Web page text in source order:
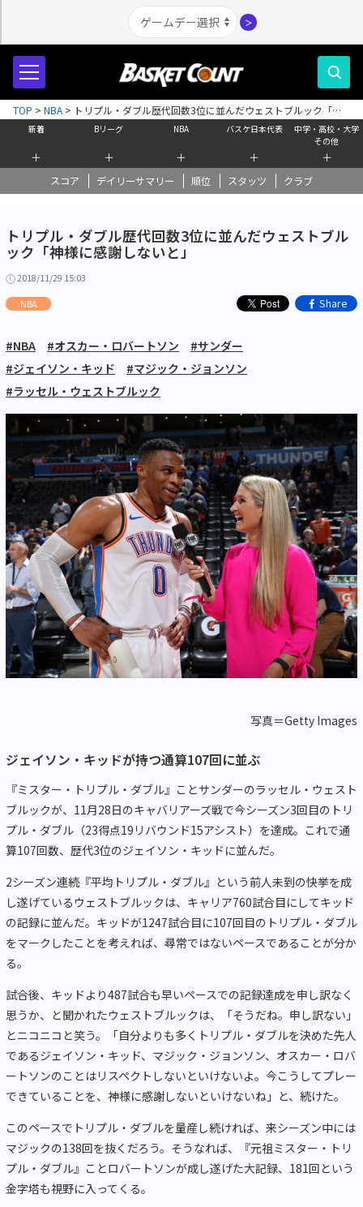
＞
新着
＋
Bリーグ
＋
NBA
＋
バスケ日本代表
＋
中学・高校・大学
その他
＋
スコア デイリーサマリー 順位 スタッツ クラブ
TOP > NBA > トリプル・ダブル歴代回数3位に並んだウェストブルック「神
様に感謝しないと」
トリプル・ダブル歴代回数3位に並んだウェストブル
ック「神様に感謝しないと」
2018/11/29 15:03
NBA Share
#NBA #オスカー・ロバートソン
#サンダー
#ジェイソン・キッド
#マジック・ジョンソン
#ラッセル・ウェストブルック
写真＝Getty Images
ジェイソン・キッドが持つ通算107回に並ぶ
『ミスター・トリプル・ダブル』ことサンダーのラッセル・ウェスト
ブルックが、11月28日のキャバリアーズ戦で今シーズン3回目のトリ
プル・ダブル（23得点19リバウンド15アシスト）を達成。これで通
算107回数、歴代3位のジェイソン・キッドに並んだ。
2シーズン連続『平均トリプル・ダブル』という前人未到の快挙を成
し遂げているウェストブルックは、キャリア760試合目にしてキッド
の記録に並んだ。キッドが1247試合目に107回目のトリプル・ダブル
をマークしたことを考えれば、尋常ではないペースであることが分か
る。
試合後、キッドより487試合も早いペースでの記録達成を申し訳なく
思うか、と聞かれたウェストブルックは、「そうだね。申し訳ない」
とニコニコと笑う。「自分よりも多くトリプル・ダブルを決めた先人
であるジェイソン・キッド、マジック・ジョンソン、オスカー・ロバ
ートソンのことはリスペクトしないといけないよ。今こうしてプレー
できていることを、神様に感謝しないといけないね」と、続けた。
このペースでトリプル・ダブルを量産し続ければ、来シーズン中には
マジックの138回を抜くだろう。そうなれば、『元祖ミスター・トリ
プル・ダブル』ことロバートソンが成し遂げた大記録、181回という
金字塔も視野に入ってくる。